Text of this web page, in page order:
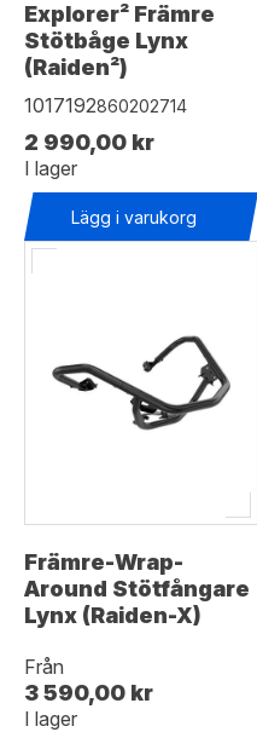
Explorer² Främre
Stötbåge Lynx
(Raiden²)
1017192860202714
2 990,00 kr
I lager
Lägg i varukorg
Främre-Wrap-
Around Stötfångare
Lynx (Raiden-X)
Från
3 590,00 kr
I lager